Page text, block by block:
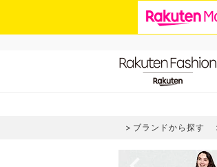
ブランドから探す